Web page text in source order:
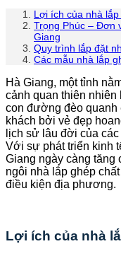
Lợi ích của nhà
Trọng Phúc – Đơn
Giang
Quy trình lắp đặt
Các mẫu nhà lắp
Hà Giang, một tỉnh
cảnh quan thiên nhiên
con đường đèo quanh
khách bởi vẻ đẹp
lịch sử lâu đời của
Với sự phát triển kinh
Giang ngày càng tăng
ngôi nhà lắp ghép
điều kiện địa phương.
Lợi ích của nhà